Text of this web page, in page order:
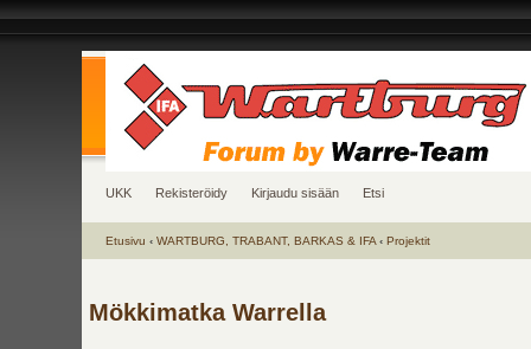
UKK Rekisteröidy Kirjaudu sisään Etsi
Etusivu ‹ WARTBURG, TRABANT, BARKAS & IFA ‹ Projektit
Mökkimatka Warrella